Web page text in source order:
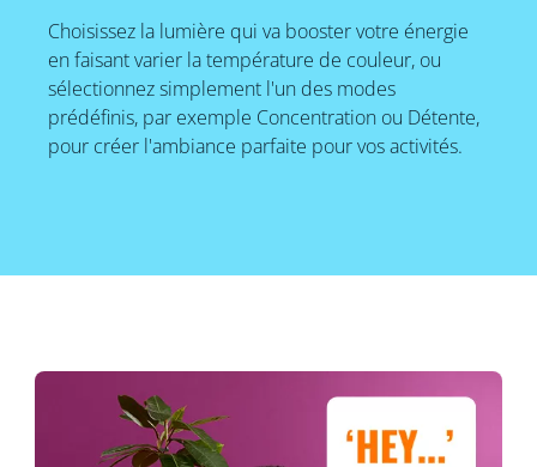
Choisissez la lumière qui va booster votre énergie
en faisant varier la température de couleur, ou
sélectionnez simplement l'un des modes
prédéfinis, par exemple Concentration ou Détente,
pour créer l'ambiance parfaite pour vos activités.